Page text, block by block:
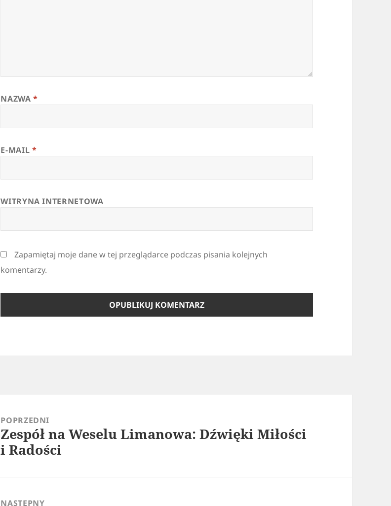
NAZWA*
E-MAIL *
WITRYNA INTERNETOWA
Zapamiętaj moje dane w tej przeglądarce podczas pisania kolejnych
komentarzy.
POPRZEDNI
Poprzedni
wpis:
Zespół na Weselu Limanowa: Dźwięki Miłości
i Radości
NASTĘPNY